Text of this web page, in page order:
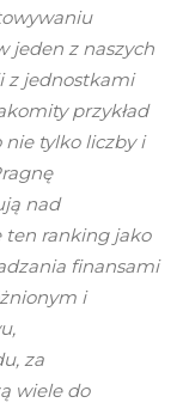
jeden z naszych
z jednostkami
przykład
nie tylko liczby i
nad
ten ranking jako
finansami
i
za
wiele do